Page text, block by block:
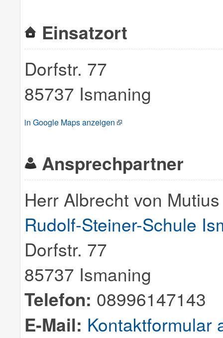
Einsatzort
Dorfstr. 77
85737 Ismaning
in Google Maps anzeigen
Ansprechpartner
Herr Albrecht von Mutius
Rudolf-Steiner-Schule
Dorfstr. 77
85737 Ismaning
Telefon: 08996147143
E-Mail: Kontaktformular